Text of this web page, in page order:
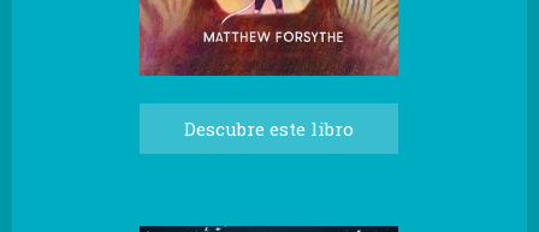
Descubre este libro